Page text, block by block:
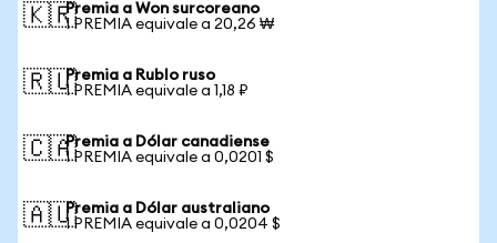
🇰🇷Premia a Won surcoreano
1 PREMIA equivale a 20,26 ₩
🇷🇺Premia a Rublo ruso
1 PREMIA equivale a 1,18 ₽
🇨🇦Premia a Dólar canadiense
1 PREMIA equivale a 0,0201 $
🇦🇺Premia a Dólar australiano
1 PREMIA equivale a 0,0204 $